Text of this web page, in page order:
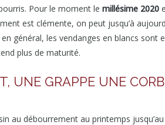
Pour le moment le millésime 2020
est clémente, on peut jusqu’à
en général, les vendanges en blancs sont
plus de maturité.
UNE GRAPPE UNE
au débourrement au printemps